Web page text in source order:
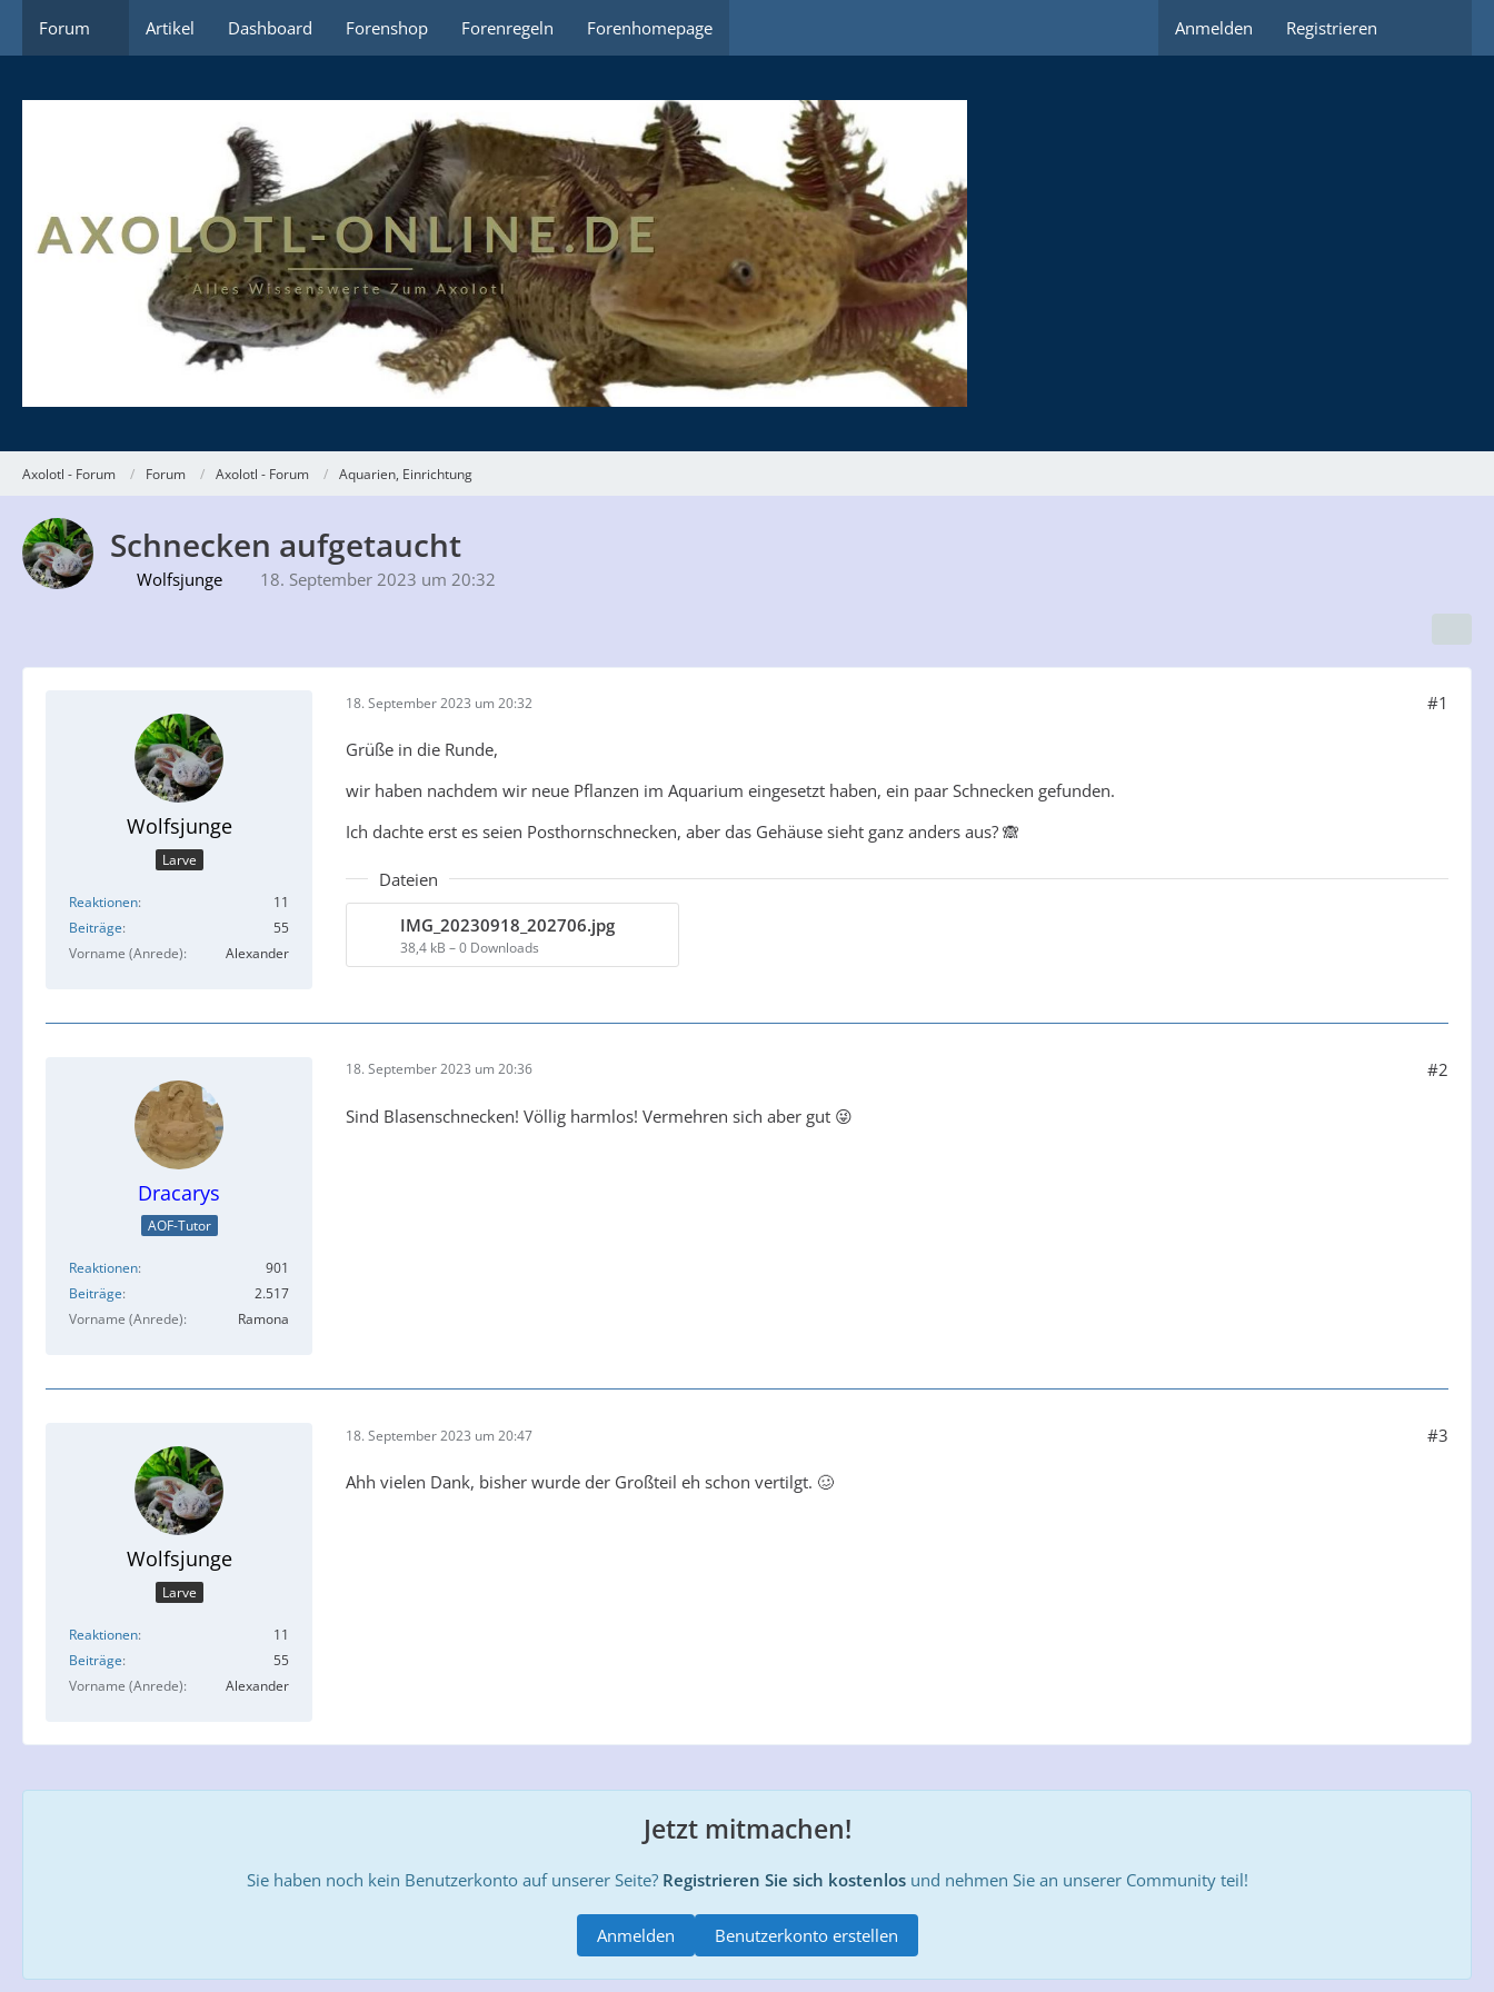
Forum Artikel Dashboard Forenshop Forenregeln Forenhomepage Anmelden Registrieren
Axolotl - Forum Forum Axolotl - Forum Aquarien, Einrichtung
Schnecken aufgetaucht
Wolfsjunge 18. September 2023 um 20:32
Wolfsjunge
Larve
Reaktionen
11
Beiträge
55
Vorname (Anrede)
Alexander
18. September 2023 um 20:32 #1
Grüße in die Runde,
wir haben nachdem wir neue Pflanzen im Aquarium eingesetzt haben, ein paar Schnecken gefunden.
Ich dachte erst es seien Posthornschnecken, aber das Gehäuse sieht ganz anders aus? 🙈
Dateien
IMG_20230918_202706.jpg
38,4 kB – 0 Downloads
Dracarys
AOF-Tutor
Reaktionen
901
Beiträge
2.517
Vorname (Anrede)
Ramona
18. September 2023 um 20:36 #2
Sind Blasenschnecken! Völlig harmlos! Vermehren sich aber gut 😜
Wolfsjunge
Larve
Reaktionen
11
Beiträge
55
Vorname (Anrede)
Alexander
18. September 2023 um 20:47 #3
Ahh vielen Dank, bisher wurde der Großteil eh schon vertilgt. 🥴
Jetzt mitmachen!
Sie haben noch kein Benutzerkonto auf unserer Seite? Registrieren Sie sich kostenlosund nehmen Sie an unserer Community teil!
Benutzerkonto erstellen
Anmelden